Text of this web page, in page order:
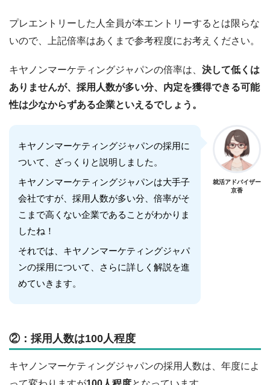
プレエントリーした人全員が本エントリーするとは限らな
いので、上記倍率はあくまで参考程度にお考えください。
キヤノンマーケティングジャパンの倍率は、 決して低くは
ありませんが、採用人数が多い分、内定を獲得できる可能
性は少なからずある企業といえるでしょう。
キヤノンマーケティングジャパンの採用に
ついて、ざっくりと説明しました。
キヤノンマーケティングジャパンは大手子
会社ですが、採用人数が多い分、倍率がそ
こまで高くない企業であることがわかりま
したね！
それでは、キヤノンマーケティングジャパ
ンの採用について、さらに詳しく解説を進
めていきます。
就活アドバイザー
京香
②：採用人数は100人程度
キヤノンマーケティングジャパンの採用人数は、年度によ